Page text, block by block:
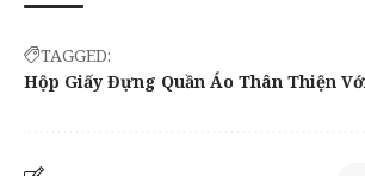
TAGGED:
Hộp Giấy Đựng Quần Áo Thân Thiện